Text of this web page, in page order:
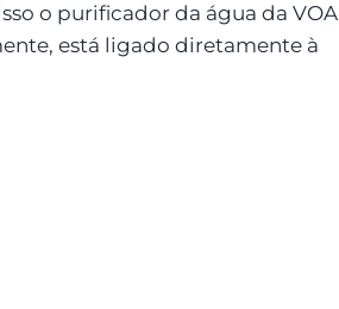
o purificador da água da VOA
está ligado diretamente à